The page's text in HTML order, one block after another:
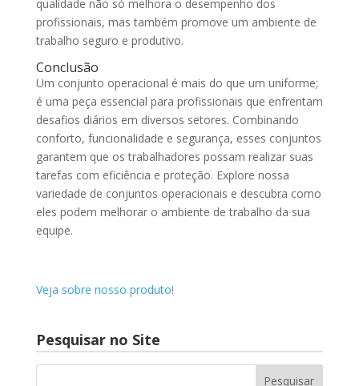
qualidade não só melhora o desempenho dos
profissionais, mas também promove um ambiente de
trabalho seguro e produtivo.
Conclusão
Um conjunto operacional é mais do que um uniforme;
é uma peça essencial para profissionais que enfrentam
desafios diários em diversos setores. Combinando
conforto, funcionalidade e segurança, esses conjuntos
garantem que os trabalhadores possam realizar suas
tarefas com eficiência e proteção. Explore nossa
variedade de conjuntos operacionais e descubra como
eles podem melhorar o ambiente de trabalho da sua
equipe.
Veja sobre nosso produto!
Pesquisar no Site